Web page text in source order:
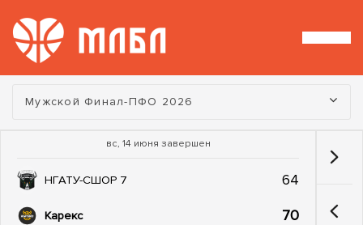
Турнир:
Мужской Финал-ПФО 2026
вс, 14 июня завершен
НГАТУ-СШОР 7 64
Карекс 70